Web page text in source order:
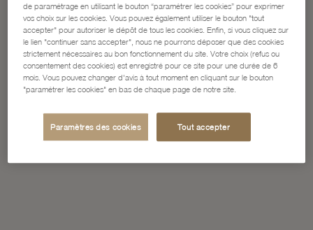
de paramétrage en utilisant le bouton “paramétrer les cookies” pour exprimer
vos choix sur les cookies. Vous pouvez également utiliser le bouton "tout
accepter" pour autoriser le dépôt de tous les cookies. Enfin, si vous cliquez sur
le lien "continuer sans accepter", nous ne pourrons déposer que des cookies
strictement nécessaires au bon fonctionnement du site. Votre choix (refus ou
consentement des cookies) est enregistré pour ce site pour une durée de 6
mois. Vous pouvez changer d'avis à tout moment en cliquant sur le bouton
"paramétrer les cookies" en bas de chaque page de notre site.
Paramètres des cookies Tout accepter